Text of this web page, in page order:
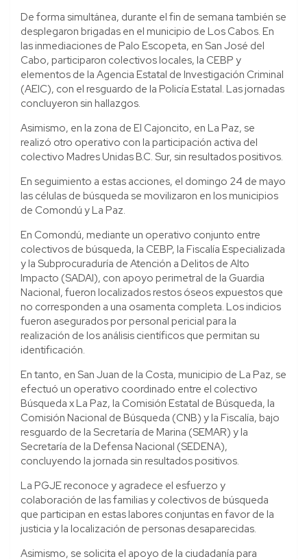
De forma simultánea, durante el fin de semana también se
desplegaron brigadas en el municipio de Los Cabos. En
las inmediaciones de Palo Escopeta, en San José del
Cabo, participaron colectivos locales, la CEBP y
elementos de la Agencia Estatal de Investigación Criminal
(AEIC), con el resguardo de la Policía Estatal. Las jornadas
concluyeron sin hallazgos.
Asimismo, en la zona de El Cajoncito, en La Paz, se
realizó otro operativo con la participación activa del
colectivo Madres Unidas B.C. Sur, sin resultados positivos.
En seguimiento a estas acciones, el domingo 24 de mayo
las células de búsqueda se movilizaron en los municipios
de Comondú y La Paz.
En Comondú, mediante un operativo conjunto entre
colectivos de búsqueda, la CEBP, la Fiscalía Especializada
y la Subprocuraduría de Atención a Delitos de Alto
Impacto (SADAI), con apoyo perimetral de la Guardia
Nacional, fueron localizados restos óseos expuestos que
no corresponden a una osamenta completa. Los indicios
fueron asegurados por personal pericial para la
realización de los análisis científicos que permitan su
identificación.
En tanto, en San Juan de la Costa, municipio de La Paz, se
efectuó un operativo coordinado entre el colectivo
Búsqueda x La Paz, la Comisión Estatal de Búsqueda, la
Comisión Nacional de Búsqueda (CNB) y la Fiscalía, bajo
resguardo de la Secretaría de Marina (SEMAR) y la
Secretaría de la Defensa Nacional (SEDENA),
concluyendo la jornada sin resultados positivos.
La PGJE reconoce y agradece el esfuerzo y
colaboración de las familias y colectivos de búsqueda
que participan en estas labores conjuntas en favor de la
justicia y la localización de personas desaparecidas.
Asimismo, se solicita el apoyo de la ciudadanía para